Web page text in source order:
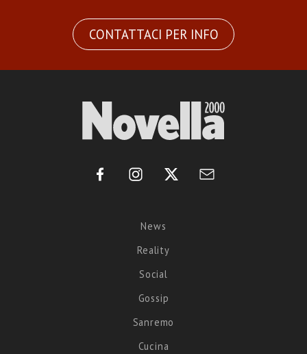
CONTATTACI PER INFO
News
Reality
Social
Gossip
Sanremo
Cucina